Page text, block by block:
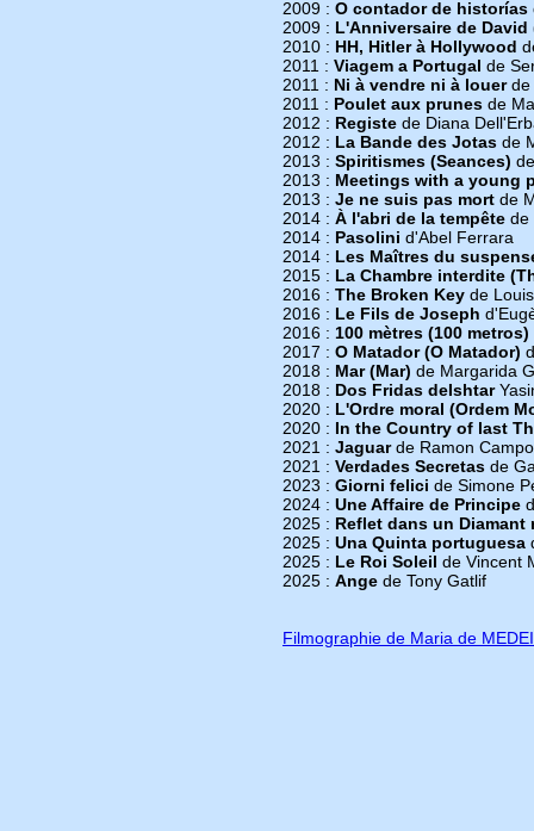
2009 : O contador de historías
2009 : L'Anniversaire de
2010 : HH, Hitler à Hollywood
2011 : Viagem a Portugal de
2011 : Ni à vendre ni à louerde
2011 : Poulet aux prunes de
2012 : Registe de Diana
2012 : La Bande des Jotas de
2013 : Spiritismes (Seances)
2013 : Meetings with a young
2013 : Je ne suis pas mort de
2014 : À l'abri de la tempête de
2014 : Pasolini d'Abel Ferrara
2014 : Les Maîtres du
2015 : La Chambre interdite
2016 : The Broken Key de
2016 : Le Fils de Joseph
2016 : 100 mètres (100 metros)
2017 : O Matador (O Matador)
2018 : Mar (Mar) de Margarida
2018 : Dos Fridas deIshtar
2020 : L'Ordre moral (Ordem
2020 : In the Country of last
2021 : Jaguarde Ramon
2021 : Verdades Secretas de
2023 : Giorni felici de Simone
2024 : Une Affaire de Principe
2025 : Reflet dans un Diamant
2025 : Una Quinta portuguesa
2025 : Le Roi Soleil de Vincent
2025 : Ange de Tony Gatlif
Filmographie de Maria de